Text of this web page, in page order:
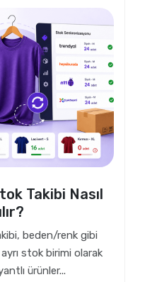
Takibi Nasıl
beden/renk gibi
stok birimi olarak
ürünler...